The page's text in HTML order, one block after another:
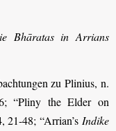
Bhāratas in Arrians
zu Plinius, n.
“Pliny the Elder on
21-48; “Arrian’s Indike